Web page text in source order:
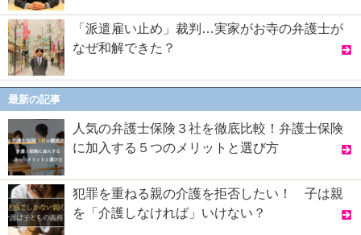
「派遣雇い止め」裁判…実家がお寺の弁護士が
なぜ和解できた？
最新の記事
人気の弁護士保険３社を徹底比較！弁護士保険
に加入する５つのメリットと選び方
犯罪を重ねる親の介護を拒否したい！ 子は親
を「介護しなければ」いけない？